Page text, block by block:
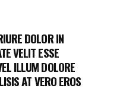
DOLOR IN
VELIT ESSE
ILLUM DOLORE
AT VERO EROS